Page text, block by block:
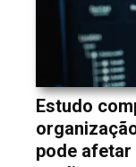
Estudo
pode